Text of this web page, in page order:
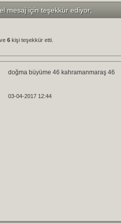
mesaj için teşekkür ediyor;
ve 6 kişi teşekkür etti.
doğma büyüme 46 kahramanmaraş 46
03-04-2017 12:44